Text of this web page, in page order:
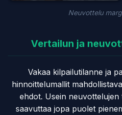
Neuvottelu
Vertailun ja
Vakaa kilpailutilanne ja
hinnoittelumallit
ehdot. Usein neuvottelujen
saavuttaa jopa puolet